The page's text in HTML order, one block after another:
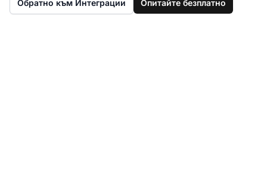
Обратно към Интеграции Опитайте безплатно